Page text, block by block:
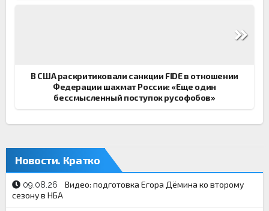
В США раскритиковали санкции FIDE в отношении
Федерации шахмат России: «Еще один
бессмысленный поступок русофобов»
Новости. Кратко
09.08.26
Видео: подготовка Егора Дёмина ко второму
сезону в НБА